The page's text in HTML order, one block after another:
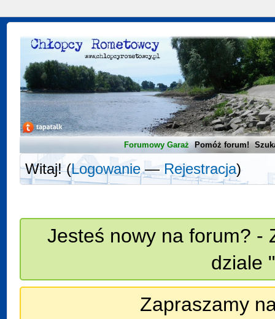
Forumowy Garaż Pomóż forum!
Witaj! (Logowanie—Rejestracja)
Jesteś nowy na forum? -
dziale
Zapraszamy